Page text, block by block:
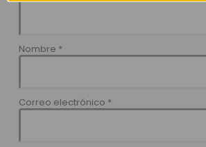
Nombre *
Correo electrónico *